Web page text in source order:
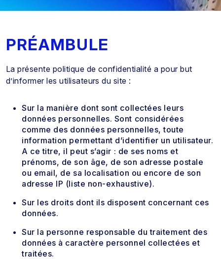
PRÉAMBULE
La présente politique de confidentialité a pour but
d’informer les utilisateurs du site :
Sur la manière dont sont collectées leurs
données personnelles. Sont considérées
comme des données personnelles, toute
information permettant d’identifier un utilisateur.
A ce titre, il peut s’agir : de ses noms et
prénoms, de son âge, de son adresse postale
ou email, de sa localisation ou encore de son
adresse IP (liste non-exhaustive).
Sur les droits dont ils disposent concernant ces
données.
Sur la personne responsable du traitement des
données à caractère personnel collectées et
traitées.